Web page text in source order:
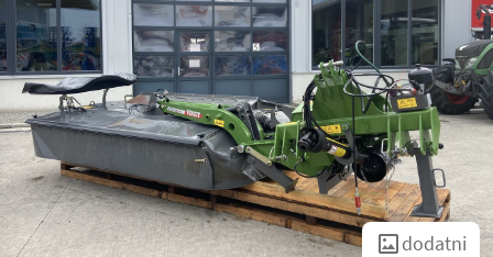
dodatni